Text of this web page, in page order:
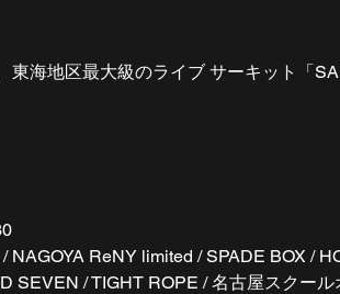
海地区最大級のライブ サーキット「
ReNY limited / SPADE BOX /
SEVEN / TIGHT ROPE / 名古屋スクー